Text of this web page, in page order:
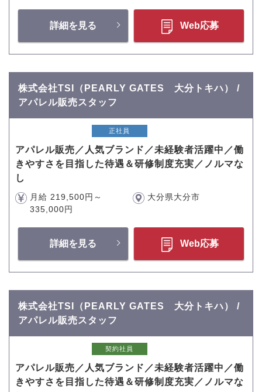
詳細を見る Web応募
株式会社TSI（PEARLY GATES 大分トキハ） /
アパレル販売スタッフ
正社員
アパレル販売／人気ブランド／未経験者活躍中／働
きやすさを目指した待遇＆研修制度充実／ノルマな
し
月給 219,500円～
335,000円
大分県大分市
詳細を見る Web応募
株式会社TSI（PEARLY GATES 大分トキハ） /
アパレル販売スタッフ
契約社員
アパレル販売／人気ブランド／未経験者活躍中／働
きやすさを目指した待遇＆研修制度充実／ノルマな